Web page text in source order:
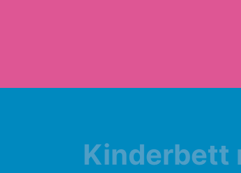
Kinderbett